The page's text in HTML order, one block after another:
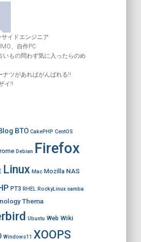
イドエンジニア
、自作PC
いもの問わず気に入ったらのめ
ナツがあればがんばれる!!
イ!!
BTO CakePHP CentOS
Debian Firefox
Linux Mac Mozilla NAS
PT3 RHEL RockyLinux samba
Thema
Ubuntu Web Wiki
Windows11 XOOPS